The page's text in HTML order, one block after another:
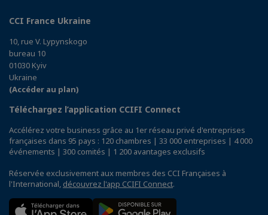
CCI France Ukraine
10, rue V. Lypynskogo
bureau 10
01030 Kyiv
Ukraine
(Accéder au plan)
Téléchargez l’application CCIFI Connect
Accélérez votre business grâce au 1er réseau privé d'entreprises
françaises dans 95 pays : 120 chambres | 33 000 entreprises | 4 000
événements | 300 comités | 1 200 avantages exclusifs
Réservée exclusivement aux membres des CCI Françaises à
l'International, découvrez l'app CCIFI Connect.